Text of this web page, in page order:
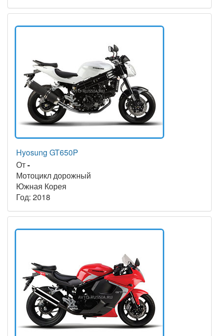
Hyosung GT650P
От-
Мотоцикл дорожный
Южная Корея
Год: 2018